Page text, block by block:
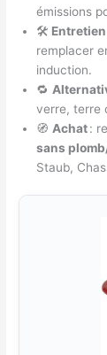
émissions
🛠️ Entretien
remplacer
induction.
🔁
verre, terre
🧭 Achat:
sans
Staub,